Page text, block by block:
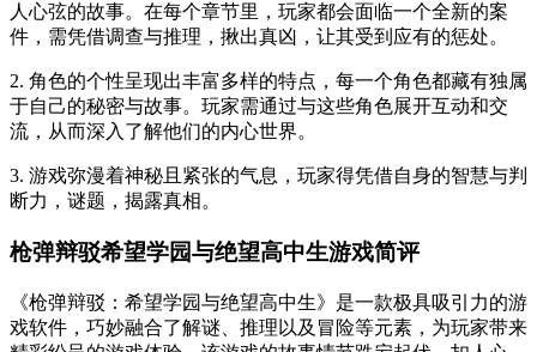
人心弦的故事。在每个章节里，玩家都会面临一个全新的案
件，需凭借调查与推理，揪出真凶，让其受到应有的惩处。
2. 角色的个性呈现出丰富多样的特点，每一个角色都藏有独属
于自己的秘密与故事。玩家需通过与这些角色展开互动和交
流，从而深入了解他们的内心世界。
3. 游戏弥漫着神秘且紧张的气息，玩家得凭借自身的智慧与判
断力，谜题，揭露真相。
枪弹辩驳希望学园与绝望高中生游戏简评
《枪弹辩驳：希望学园与绝望高中生》是一款极具吸引力的游
戏软件，巧妙融合了解谜、推理以及冒险等元素，为玩家带来